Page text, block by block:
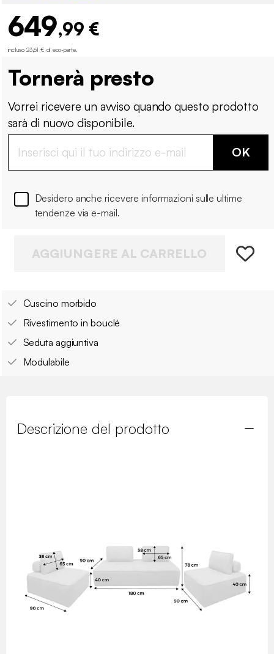
649,99 €
incluso 23,61 € di eco-parte.
Tornerà presto
Vorrei ricevere un avviso quando questo prodotto
sarà di nuovo disponibile.
OK
Desidero anche ricevere informazioni sulle ultime
tendenze via e-mail.
AGGIUNGERE AL CARRELLO
Cuscino morbido
Rivestimento in bouclé
Seduta aggiuntiva
Modulabile
Descrizione del prodotto